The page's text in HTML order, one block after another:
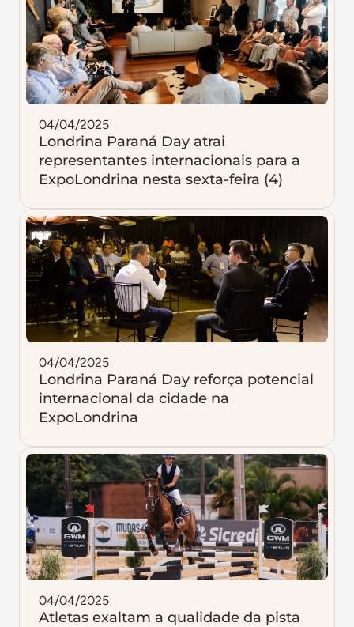
04/04/2025
Londrina Paraná Day atrai
representantes internacionais para a
ExpoLondrina nesta sexta-feira (4)
04/04/2025
Londrina Paraná Day reforça potencial
internacional da cidade na
ExpoLondrina
04/04/2025
Atletas exaltam a qualidade da pista